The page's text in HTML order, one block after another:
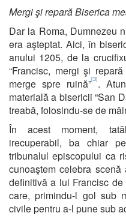
Mergi şi repară Biserica
Dar la Roma, Dumnezeu
era aşteptat. Aici, în
anului 1205, de la
“Francisc, mergi şi
merge spre ruină”[3].
materială a bisericii “San
treabă, folosindu-se de
În acest moment,
irecuperabil, ba chiar
tribunalul episcopului ca
cunoaştem celebra
definitivă a lui Francisc
care, primindu-l gol sub
civile pentru a-l pune sub